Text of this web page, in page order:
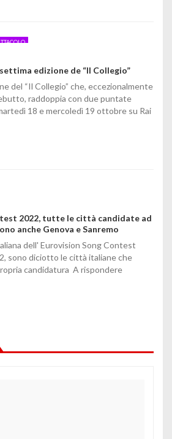
edizione de “Il Collegio”
del “Il Collegio” che, eccezionalmente
raddoppia con due puntate
18 e mercoledì 19 ottobre su Rai
2022, tutte le città candidate ad
anche Genova e Sanremo
dell' Eurovision Song Contest
sono diciotto le città italiane che
candidatura A rispondere